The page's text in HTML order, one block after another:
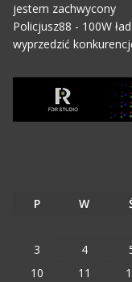
jestem zachwycony
Policjusz88 - 100W
wyprzedzić
P W
3
4
10
11